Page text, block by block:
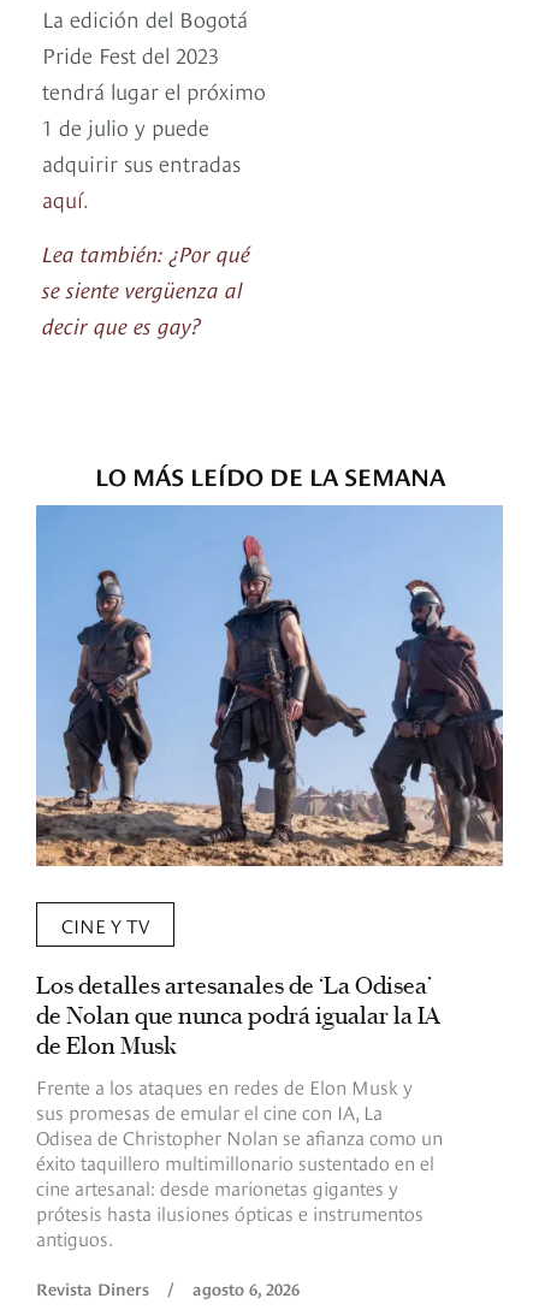
La edición del Bogotá
Pride Fest del 2023
tendrá lugar el próximo
1 de julio y puede
adquirir sus entradas
aquí.
Lea también: ¿Por qué
se siente vergüenza al
decir que es gay?
LO MÁS LEÍDO DE LA SEMANA
CINE Y TV
Los detalles artesanales de ‘La Odisea’
de Nolan que nunca podrá igualar la IA
de Elon Musk
Frente a los ataques en redes de Elon Musk y
sus promesas de emular el cine con IA, La
Odisea de Christopher Nolan se afianza como un
éxito taquillero multimillonario sustentado en el
cine artesanal: desde marionetas gigantes y
prótesis hasta ilusiones ópticas e instrumentos
antiguos.
Revista Diners / agosto 6, 2026